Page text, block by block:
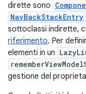
dirette sono
NavBackStackEntry
sottoclassi indirette,
riferimento. Per
elementi in un
gestione del